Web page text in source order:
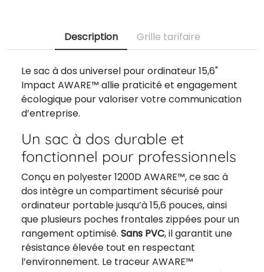
Description Grille tarifaire
Le sac à dos universel pour ordinateur 15,6"
Impact AWARE™ allie praticité et engagement
écologique pour valoriser votre communication
d’entreprise.
Un sac à dos durable et
fonctionnel pour professionnels
Conçu en polyester 1200D AWARE™, ce sac à
dos intègre un compartiment sécurisé pour
ordinateur portable jusqu’à 15,6 pouces, ainsi
que plusieurs poches frontales zippées pour un
rangement optimisé. Sans PVC, il garantit une
résistance élevée tout en respectant
l’environnement. Le traceur AWARE™